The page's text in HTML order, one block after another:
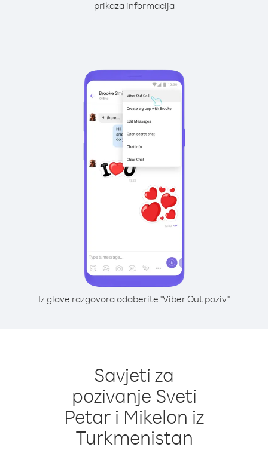
prikaza informacija
Iz glave razgovora odaberite "Viber Out poziv"
Savjeti za
pozivanje Sveti
Petar i Mikelon iz
Turkmenistan